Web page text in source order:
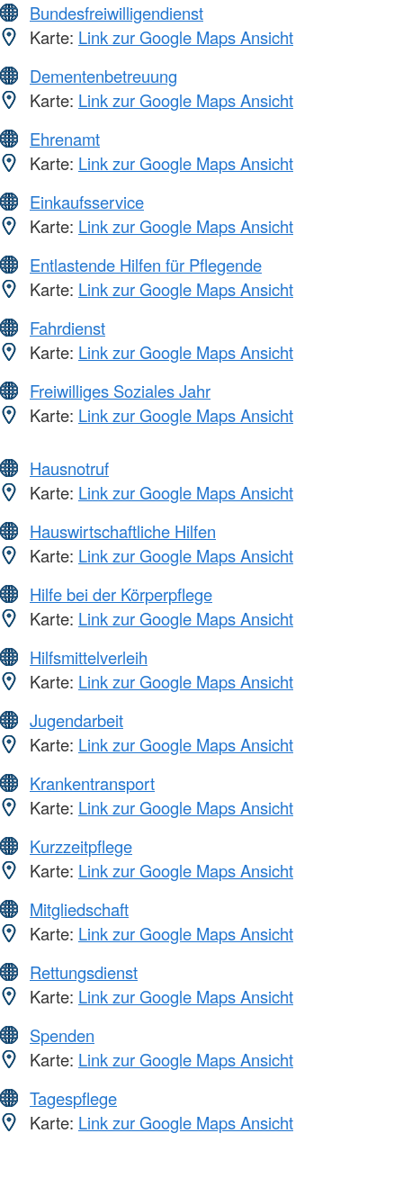
Bundesfreiwilligendienst
Karte: Link zur Google Maps Ansicht
Dementenbetreuung
Karte: Link zur Google Maps Ansicht
Ehrenamt
Karte: Link zur Google Maps Ansicht
Einkaufsservice
Karte: Link zur Google Maps Ansicht
Entlastende Hilfen für Pflegende
Karte: Link zur Google Maps Ansicht
Fahrdienst
Karte: Link zur Google Maps Ansicht
Freiwilliges Soziales Jahr
Karte: Link zur Google Maps Ansicht
Hausnotruf
Karte: Link zur Google Maps Ansicht
Hauswirtschaftliche Hilfen
Karte: Link zur Google Maps Ansicht
Hilfe bei der Körperpflege
Karte: Link zur Google Maps Ansicht
Hilfsmittelverleih
Karte: Link zur Google Maps Ansicht
Jugendarbeit
Karte: Link zur Google Maps Ansicht
Krankentransport
Karte: Link zur Google Maps Ansicht
Kurzzeitpflege
Karte: Link zur Google Maps Ansicht
Mitgliedschaft
Karte: Link zur Google Maps Ansicht
Rettungsdienst
Karte: Link zur Google Maps Ansicht
Spenden
Karte: Link zur Google Maps Ansicht
Tagespflege
Karte: Link zur Google Maps Ansicht